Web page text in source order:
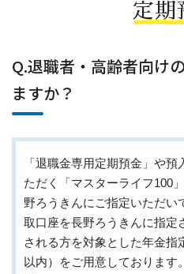
定期
Q.退職者・高齢者向け
ますか？
「退職金専用定期預金」や
ただく「マスターライフ100
野ろうきんにご指定いただい
取口座を長野ろうきんに指定
される方を対象とした年金指
以内）をご用意しております。